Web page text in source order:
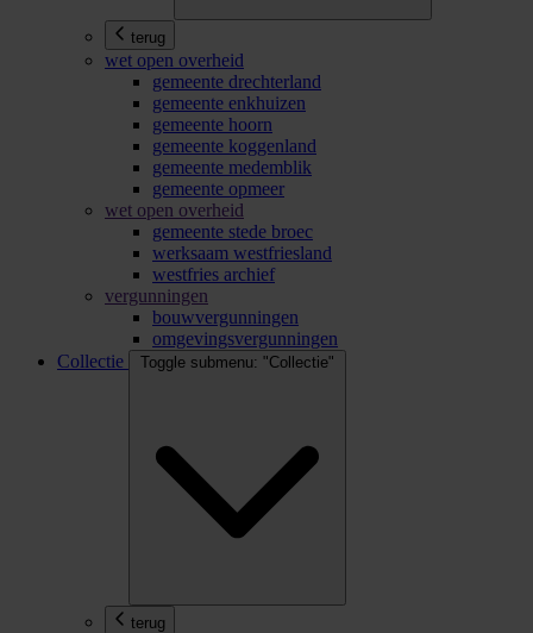
terug
wet open overheid
gemeente drechterland
gemeente enkhuizen
gemeente hoorn
gemeente koggenland
gemeente medemblik
gemeente opmeer
wet open overheid
gemeente stede broec
werksaam westfriesland
westfries archief
vergunningen
bouwvergunningen
omgevingsvergunningen
Collectie
Toggle submenu: "Collectie"
terug